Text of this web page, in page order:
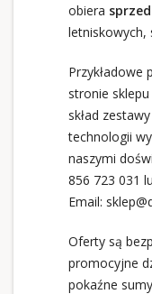
obiera
letniskowych,
Przykładowe
stronie
skład
technologii
naszymi
856 723 031
Email:
Oferty są
promocyjne
pokaźne